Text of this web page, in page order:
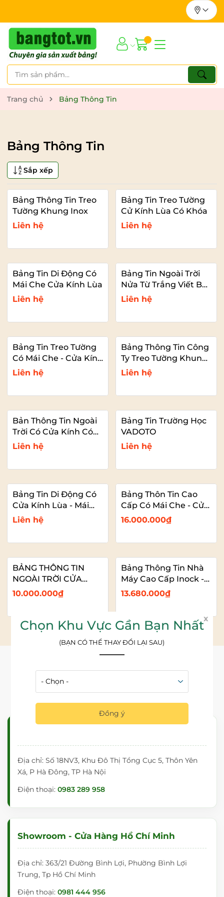
Trang chủ Bảng Thông Tin
Bảng Thông Tin
Sắp xếp
Bảng Thông Tin Treo
Tường Khung Inox
Liên hệ
Bảng Tin Treo Tường
Cử Kính Lùa Có Khóa
Liên hệ
Bảng Tin Di Động Có
Mái Che Cửa Kính Lùa
Liên hệ
Bảng Tin Ngoài Trời
Nửa Từ Trắng Viết Bút
- Nửa Ghim Thông
Liên hệ
Bảng Tin Treo Tường
Có Mái Che - Cửa Kính
Có Khóa
Liên hệ
Bảng Thông Tin Công
Ty Treo Tường Khung
Inox Vàng
Liên hệ
Bản Thông Tin Ngoài
Trời Có Cửa Kính Có
Khóa Khung Inox
Liên hệ
Bảng Tin Trường Học
VADOTO
Liên hệ
Bảng Tin Di Động Có
Cửa Kính Lùa - Mái
Che
Liên hệ
Bảng Thôn Tin Cao
Cấp Có Mái Che - Cửa
Kính Lùa Có Khóa -
Ốp Hợp Kim Alu Đẹp
16.000.000₫
BẢNG THÔNG TIN
NGOÀI TRỜI CỬA
KÍNH LÙA CÓ MÁI
CHE CHÂN THÉP SƠN
10.000.000₫
Bảng Thông Tin Nhà
Máy Cao Cấp Inock -
Mái Che Nhựa PC
13.680.000₫
HỆ THỐNG SHOWROOM - CỬA
HÀNG - KHO HÀNG
Địa chỉ: Số 18NV3, Khu Đô Thị Tổng Cục 5, Thôn Yên
Xá, P Hà Đông, TP Hà Nội
Điện thoại: 0983 289 958
Showroom - Cửa Hàng Hồ Chí Minh
Địa chỉ: 363/21 Đường Bình Lợi, Phường Bình Lợi
Trung, Tp Hồ Chí Minh
Điện thoại: 0981 444 956
x
Chọn Khu Vực Gần Bạn Nhất
(BẠN CÓ THỂ THAY ĐỔI LẠI SAU)
Đồng ý